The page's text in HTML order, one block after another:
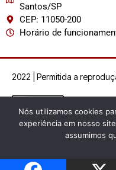
Santos/SP
CEP: 11050-200
Horário de
2022 | Permitida a
Nós utilizamos cookies
experiência em nosso
assumimos